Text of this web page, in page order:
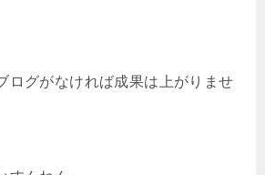
ログがなければ成果は上がりませ